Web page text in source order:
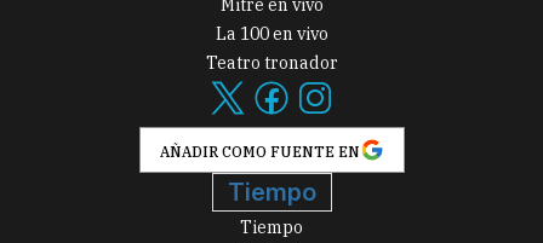
Mitre en vivo
La 100 en vivo
Teatro tronador
AÑADIR COMO FUENTE EN
Tiempo
Tiempo